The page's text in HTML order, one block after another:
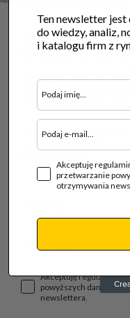
Ten newsletter jest
Akceptuję regulamin i
powyższych danych
newslettera.
Ten newsletter
do wiedzy, analiz,
i katalogu firm z
Akceptuję
przetwarzanie
otrzymywania